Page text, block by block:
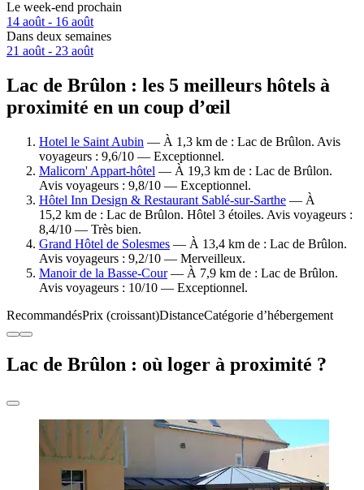
Le week-end prochain
14 août - 16 août
Dans deux semaines
21 août - 23 août
Lac de Brûlon : les 5 meilleurs hôtels à
proximité en un coup d’œil
Hotel le Saint Aubin — À 1,3 km de : Lac de Brûlon. Avis
voyageurs : 9,6/10 — Exceptionnel.
Malicorn' Appart-hôtel — À 19,3 km de : Lac de Brûlon.
Avis voyageurs : 9,8/10 — Exceptionnel.
Hôtel Inn Design & Restaurant Sablé-sur-Sarthe — À
15,2 km de : Lac de Brûlon. Hôtel 3 étoiles. Avis voyageurs :
8,4/10 — Très bien.
Grand Hôtel de Solesmes — À 13,4 km de : Lac de Brûlon.
Avis voyageurs : 9,2/10 — Merveilleux.
Manoir de la Basse-Cour— À 7,9 km de : Lac de Brûlon.
Avis voyageurs : 10/10 — Exceptionnel.
RecommandésPrix (croissant)DistanceCatégorie d’hébergement
Lac de Brûlon : où loger à proximité ?